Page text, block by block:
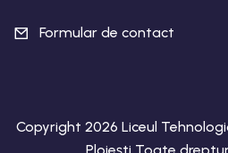
Formular de contact
Copyright 2026 Liceul